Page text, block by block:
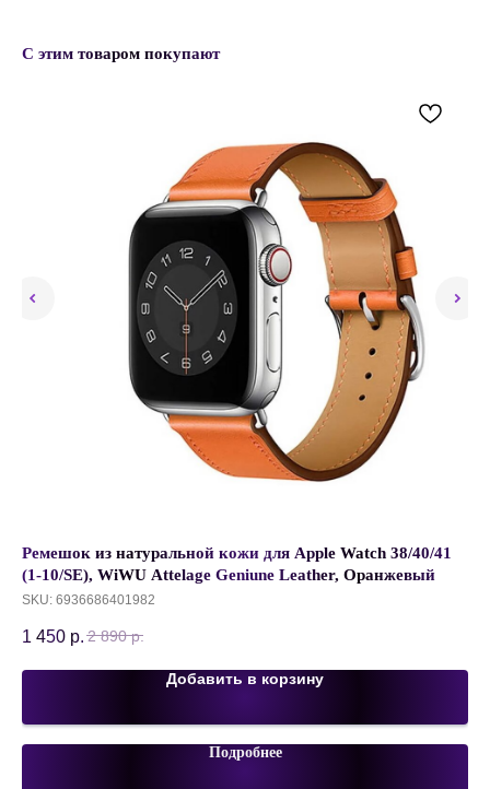
С этим товаром покупают
Ремешок из натуральной кожи для Apple Watch 38/40/41
(1-10/SE), WiWU Attelage Geniune Leather, Оранжевый
SKU: 6936686401982
1 450 р. 2 890 р.
Добавить в корзину
Подробнее